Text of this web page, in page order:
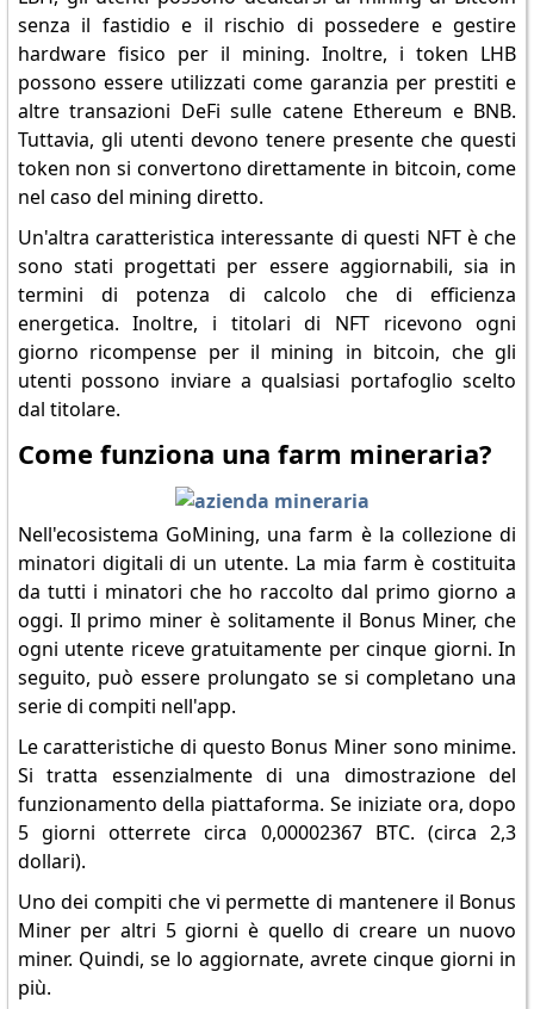
senza il fastidio e il rischio di possedere e gestire
hardware fisico per il mining. Inoltre, i token LHB
possono essere utilizzati come garanzia per prestiti e
altre transazioni DeFi sulle catene Ethereum e BNB.
Tuttavia, gli utenti devono tenere presente che questi
token non si convertono direttamente in bitcoin, come
nel caso del mining diretto.
Un'altra caratteristica interessante di questi NFT è che
sono stati progettati per essere aggiornabili, sia in
termini di potenza di calcolo che di efficienza
energetica. Inoltre, i titolari di NFT ricevono ogni
giorno ricompense per il mining in bitcoin, che gli
utenti possono inviare a qualsiasi portafoglio scelto
dal titolare.
Come funziona una farm mineraria?
Nell'ecosistema GoMining, una farm è la collezione di
minatori digitali di un utente. La mia farm è costituita
da tutti i minatori che ho raccolto dal primo giorno a
oggi. Il primo miner è solitamente il Bonus Miner, che
ogni utente riceve gratuitamente per cinque giorni. In
seguito, può essere prolungato se si completano una
serie di compiti nell'app.
Le caratteristiche di questo Bonus Miner sono minime.
Si tratta essenzialmente di una dimostrazione del
funzionamento della piattaforma. Se iniziate ora, dopo
5 giorni otterrete circa 0,00002367 BTC. (circa 2,3
dollari).
Uno dei compiti che vi permette di mantenere il Bonus
Miner per altri 5 giorni è quello di creare un nuovo
miner. Quindi, se lo aggiornate, avrete cinque giorni in
più.